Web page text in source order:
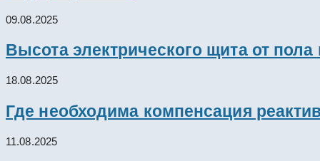
09.08.2025
Высота электрического щита от
18.08.2025
Где необходима компенсация
11.08.2025